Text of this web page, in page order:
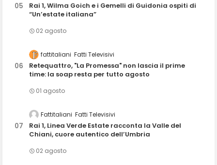
Rai 1, Wilma Goich e i Gemelli di Guidonia ospiti di
“Un’estate italiana”
02 agosto
fattitaliani Fatti Televisivi
Retequattro, "La Promessa" non lascia il prime
time: la soap resta per tutto agosto
01 agosto
Fattitaliani Fatti Televisivi
Rai 1, Linea Verde Estate racconta la Valle del
Chiani, cuore autentico dell’Umbria
02 agosto